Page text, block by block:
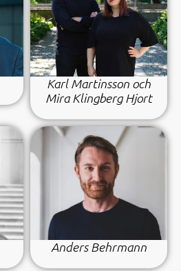
Karl Martinsson och
Mira Klingberg Hjort
Anders Behrmann